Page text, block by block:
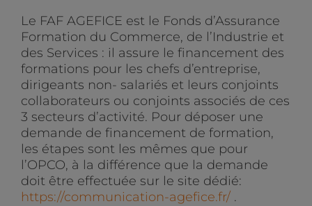
Le FAF AGEFICE est le Fonds d’Assurance
Formation du Commerce, de l’Industrie et
des Services : il assure le financement des
formations pour les chefs d’entreprise,
dirigeants non- salariés et leurs conjoints
collaborateurs ou conjoints associés de ces
3 secteurs d’activité. Pour déposer une
demande de financement de formation,
les étapes sont les mêmes que pour
l’OPCO, à la différence que la demande
doit être effectuée sur le site dédié:
https://communication-agefice.fr/ .